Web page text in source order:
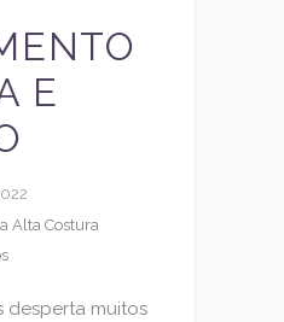
E
Alta Costura
desperta muitos